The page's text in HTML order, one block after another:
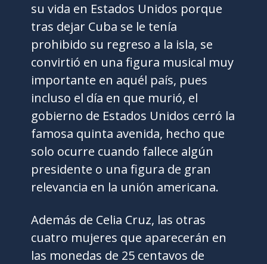
su vida en Estados Unidos porque
tras dejar Cuba se le tenía
prohibido su regreso a la isla, se
convirtió en una figura musical muy
importante en aquél país, pues
incluso el día en que murió, el
gobierno de Estados Unidos cerró la
famosa quinta avenida, hecho que
solo ocurre cuando fallece algún
presidente o una figura de gran
relevancia en la unión americana.
Además de Celia Cruz, las otras
cuatro mujeres que aparecerán en
las monedas de 25 centavos de